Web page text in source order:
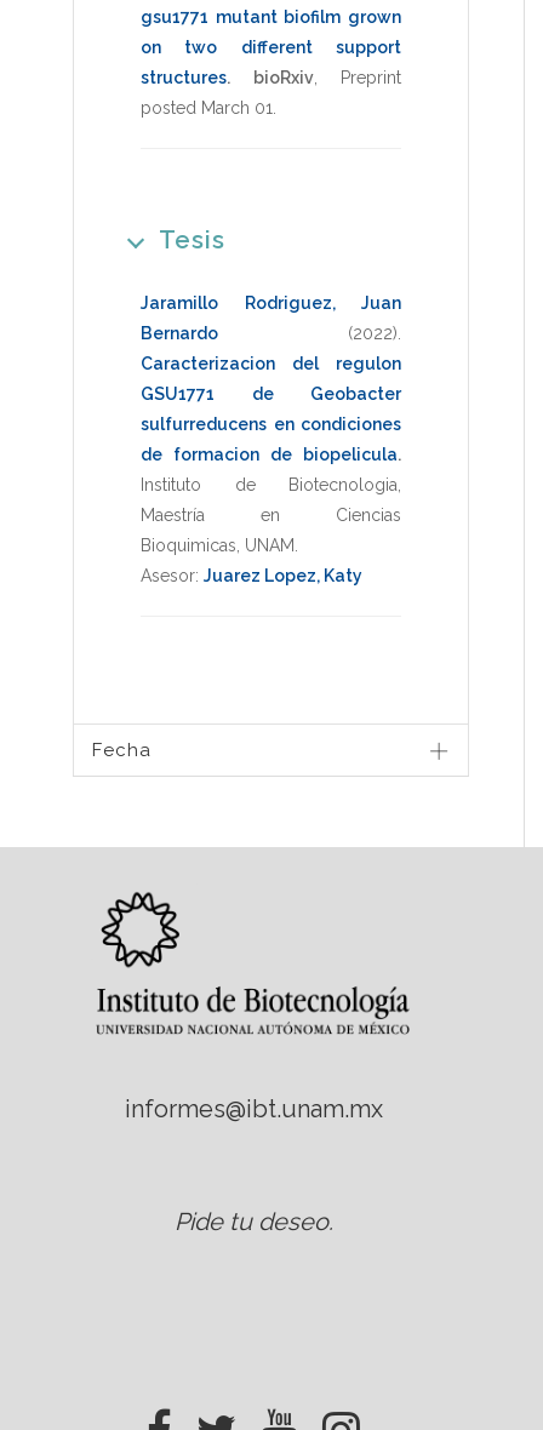
gsu1771 mutant biofilm grown
on two different support
structures. bioRxiv
Preprint
posted March 01
Tesis
Jaramillo Rodriguez, Juan
Bernardo
(2022)
Caracterizacion del regulon
GSU1771 de Geobacter
sulfurreducens en condiciones
de formacion de biopelicula.
Instituto de Biotecnologia
Maestría en Ciencias
Bioquimicas UNAM
Asesor: Juarez Lopez, Katy
Fecha
informes@ibt.unam.mx
Pide tu deseo.